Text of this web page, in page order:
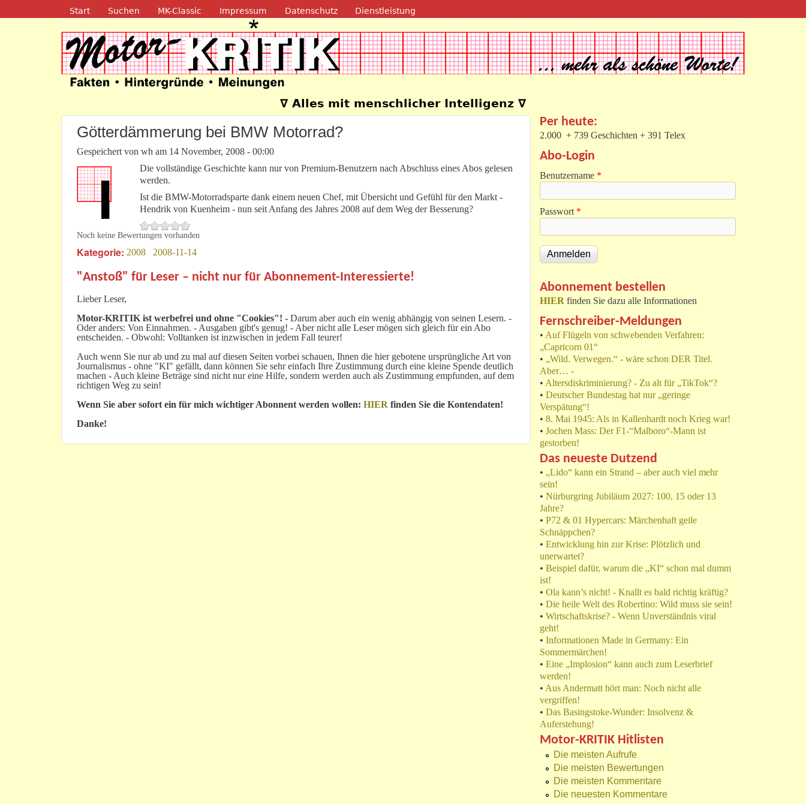
Direkt zum Inhalt
Navigation
Start Suchen MK-Classic Impressum Datenschutz Dienstleistung
Motor-Kritik.de∇ Alles mit menschlicher Intelligenz ∇
Götterdämmerung bei BMW Motorrad?
Gespeichert von wh am 14 November, 2008 - 00:00
Die vollständige Geschichte kann nur von Premium-Benutzern nach Abschluss eines Abos gelesen
werden.
Ist die BMW-Motorradsparte dank einem neuen Chef, mit Übersicht und Gefühl für den Markt -
Hendrik von Kuenheim - nun seit Anfang des Jahres 2008 auf dem Weg der Besserung?
Noch keine Bewertungen vorhanden
Kategorie: 2008 2008-11-14
"Anstoß" für Leser – nicht nur für Abonnement-Interessierte!
Lieber Leser,
Motor-KRITIK ist werbefrei und ohne "Cookies"! - Darum aber auch ein wenig abhängig von seinen Lesern. -
Oder anders: Von Einnahmen. - Ausgaben gibt's genug! - Aber nicht alle Leser mögen sich gleich für ein Abo
entscheiden. - Obwohl: Volltanken ist inzwischen in jedem Fall teurer!
Auch wenn Sie nur ab und zu mal auf diesen Seiten vorbei schauen, Ihnen die hier gebotene ursprüngliche Art von
Journalismus - ohne "KI" gefällt, dann können Sie sehr einfach Ihre Zustimmung durch eine kleine Spende deutlich
machen - Auch kleine Beträge sind nicht nur eine Hilfe, sondern werden auch als Zustimmung empfunden, auf dem
richtigen Weg zu sein!
Wenn Sie aber sofort ein für mich wichtiger Abonnent werden wollen: HIER finden Sie die Kontendaten!
Danke!
Per heute:
2.000 + 739 Geschichten + 391 Telex
Abo-Login
Benutzername *
Passwort *
Abonnement bestellen
HIER finden Sie dazu alle Informationen
Fernschreiber-Meldungen
• Auf Flügeln von schwebenden Verfahren:
„Capricorn 01“
• „Wild. Verwegen.“ - wäre schon DER Titel.
Aber… -
• Altersdiskriminierung? - Zu alt für „TikTok“?
• Deutscher Bundestag hat nur „geringe
Verspätung“!
• 8. Mai 1945: Als in Kallenhardt noch Krieg war!
• Jochen Mass: Der F1-“Malboro“-Mann ist
gestorben!
Das neueste Dutzend
• „Lido“ kann ein Strand – aber auch viel mehr
sein!
• Nürburgring Jubiläum 2027: 100, 15 oder 13
Jahre?
• P72 & 01 Hypercars: Märchenhaft geile
Schnäppchen?
• Entwicklung hin zur Krise: Plötzlich und
unerwartet?
• Beispiel dafür, warum die „KI“ schon mal dumm
ist!
• Ola kann’s nicht! - Knallt es bald richtig kräftig?
• Die heile Welt des Robertino: Wild muss sie sein!
• Wirtschaftskrise? - Wenn Unverständnis viral
geht!
• Informationen Made in Germany: Ein
Sommermärchen!
• Eine „Implosion“ kann auch zum Leserbrief
werden!
• Aus Andermatt hört man: Noch nicht alle
vergriffen!
• Das Basingstoke-Wunder: Insolvenz &
Auferstehung!
Motor-KRITIK Hitlisten
Die meisten Aufrufe
Die meisten Bewertungen
Die meisten Kommentare
Die neuesten Kommentare